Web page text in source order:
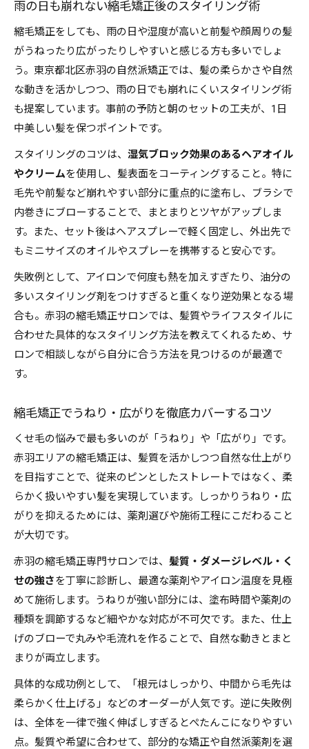
雨の日も崩れない縮毛矯正後のスタイリング術
縮毛矯正をしても、雨の日や湿度が高いと前髪や顔周りの髪
がうねったり広がったりしやすいと感じる方も多いでしょ
う。東京都北区赤羽の自然派矯正では、髪の柔らかさや自然
な動きを活かしつつ、雨の日でも崩れにくいスタイリング術
も提案しています。事前の予防と朝のセットの工夫が、1日
中美しい髪を保つポイントです。
スタイリングのコツは、 湿気ブロック効果のあるヘアオイル
やクリームを使用し、髪表面をコーティングすること。特に
毛先や前髪など崩れやすい部分に重点的に塗布し、ブラシで
内巻きにブローすることで、まとまりとツヤがアップしま
す。また、セット後はヘアスプレーで軽く固定し、外出先で
もミニサイズのオイルやスプレーを携帯すると安心です。
失敗例として、アイロンで何度も熱を加えすぎたり、油分の
多いスタイリング剤をつけすぎると重くなり逆効果となる場
合も。赤羽の縮毛矯正サロンでは、髪質やライフスタイルに
合わせた具体的なスタイリング方法を教えてくれるため、サ
ロンで相談しながら自分に合う方法を見つけるのが最適で
す。
縮毛矯正でうねり・広がりを徹底カバーするコツ
くせ毛の悩みで最も多いのが「うねり」や「広がり」です。
赤羽エリアの縮毛矯正は、髪質を活かしつつ自然な仕上がり
を目指すことで、従来のピンとしたストレートではなく、柔
らかく扱いやすい髪を実現しています。しっかりうねり・広
がりを抑えるためには、薬剤選びや施術工程にこだわること
が大切です。
赤羽の縮毛矯正専門サロンでは、 髪質・ダメージレベル・く
せの強さを丁寧に診断し、最適な薬剤やアイロン温度を見極
めて施術します。うねりが強い部分には、塗布時間や薬剤の
種類を調節するなど細やかな対応が不可欠です。また、仕上
げのブローで丸みや毛流れを作ることで、自然な動きとまと
まりが両立します。
具体的な成功例として、「根元はしっかり、中間から毛先は
柔らかく仕上げる」などのオーダーが人気です。逆に失敗例
は、全体を一律で強く伸ばしすぎるとぺたんこになりやすい
点。髪質や希望に合わせて、部分的な矯正や自然派薬剤を選